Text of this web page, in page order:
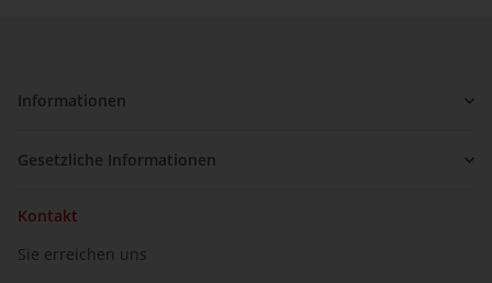
Informationen
Gesetzliche Informationen
Kontakt
Sie erreichen uns